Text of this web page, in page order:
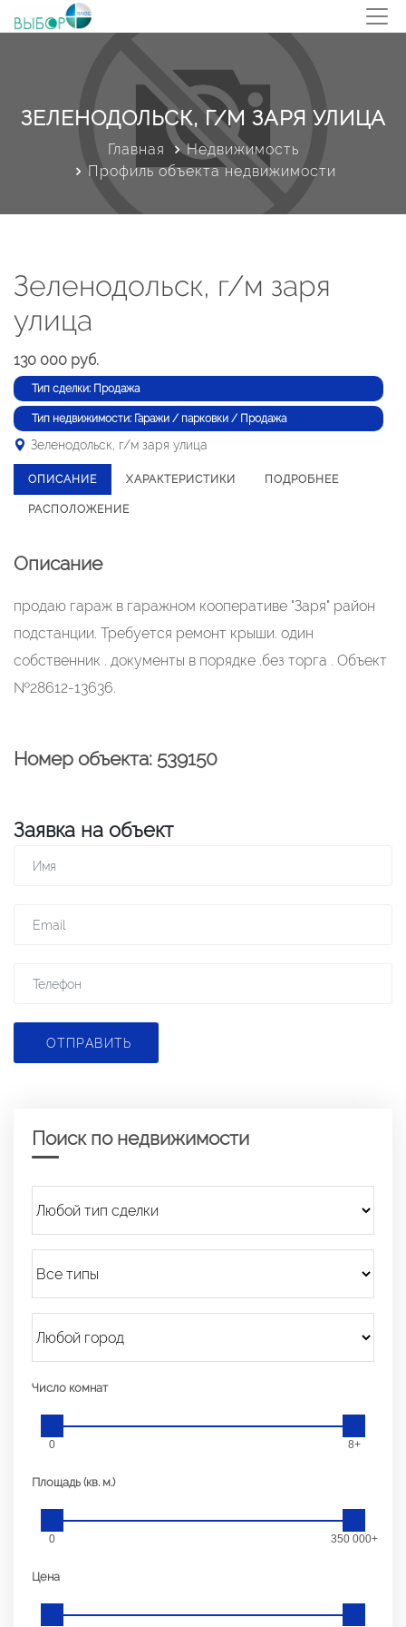
ЗЕЛЕНОДОЛЬСК, Г/М ЗАРЯ УЛИЦА
Главная
Недвижимость
Профиль объекта недвижимости
Зеленодольск, г/м заря
улица
130 000 руб.
Тип сделки: Продажа
Тип недвижимости: Гаражи / парковки / Продажа
Зеленодольск, г/м заря улица
ОПИСАНИЕ ХАРАКТЕРИСТИКИ ПОДРОБНЕЕ
РАСПОЛОЖЕНИЕ
Описание
продаю гараж в гаражном кооперативе "Заря" район
подстанции. Требуется ремонт крыши. один
собственник . документы в порядке .без торга . Объект
№28612-13636.
Номер объекта: 539150
Заявка на объект
ОТПРАВИТЬ
Поиск по недвижимости
Число комнат
0 8+
Площадь (кв. м.)
0 350 000+
Цена